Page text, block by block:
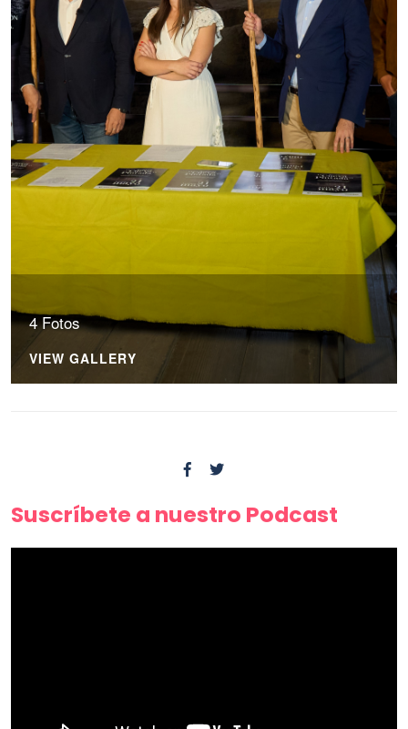
4 Fotos
VIEW GALLERY
Suscríbete a nuestro Podcast